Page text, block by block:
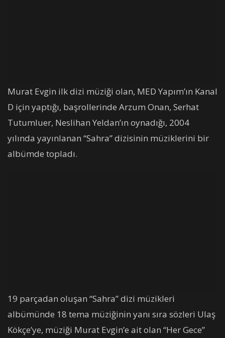
Murat Evgin ilk dizi müziği olan, MED Yapım’ın Kanal
D için yaptığı, başrollerinde Arzum Onan, Serhat
Tutumluer, Neslihan Yeldan’ın oynadığı, 2004
yılında yayınlanan “Sahra” dizisinin müziklerini bir
albümde topladı.
19 parçadan oluşan “Sahra” dizi müzikleri
albümünde 18 tema müziğinin yanı sıra sözleri Ulaş
Kökçe’ye, müziği Murat Evgin’e ait olan “Her Gece”